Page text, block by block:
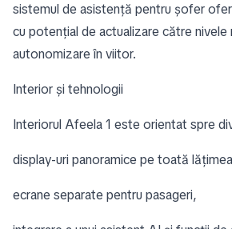
sistemul de asistență pentru șofer
cu potențial de actualizare către nivele
autonomizare în viitor.
Interior și tehnologii
Interiorul Afeela 1 este orientat spre
display-uri panoramice pe toată
ecrane separate pentru pasageri,